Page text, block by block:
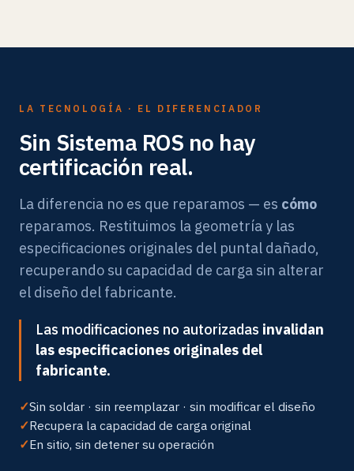
LA TECNOLOGÍA · EL DIFERENCIADOR
Sin Sistema ROS no hay
certificación real.
La diferencia no es que reparamos — es cómo
reparamos. Restituimos la geometría y las
especificaciones originales del puntal dañado,
recuperando su capacidad de carga sin alterar
el diseño del fabricante.
Las modificaciones no autorizadas invalidan
las especificaciones originales del
fabricante.
Sin soldar · sin reemplazar · sin modificar el diseño
Recupera la capacidad de carga original
En sitio, sin detener su operación